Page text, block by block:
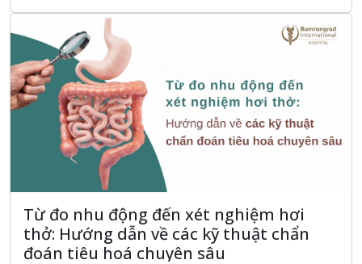
Từ đo nhu động đến xét nghiệm hơi
thở: Hướng dẫn về các kỹ thuật chẩn
đoán tiêu hoá chuyên sâu